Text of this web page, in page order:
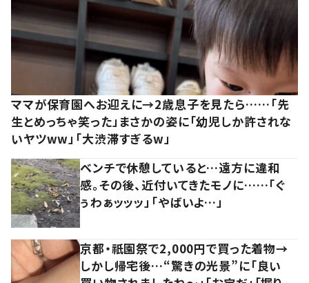
ママが保育園へお迎えに→2歳息子を見たら……「先
生とめっちゃ笑った」まさかの姿に「幼児しか許されな
いヤツww」「大渋滞すぎるw」
ベンチで休憩していると…遠方に違和
感。その後、近付いてきたモノに……「ぐ
ぅわぁッッッ」「やばいよ…」
京都・祇園祭で2,000円で買った着物→
しかし帰宅後…“驚きの光景”に「良い